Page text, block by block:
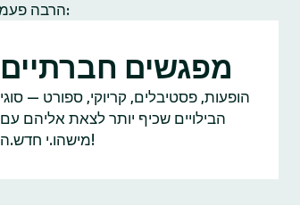
הרבה פעמים חברי טינדר מוצאים תחומי עניין משותפים להם ולחברי קהילה אחרים. הנה כמה תחומי עניין נפוצים:
מפגשים חברתיים
הופעות, פסטיבלים, קריוקי, ספורט — סוגי
הבילויים שכיף יותר לצאת אליהם עם
מישהו.י חדש.ה!